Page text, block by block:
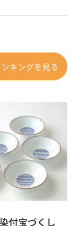
キングを見る
染付宝づくし